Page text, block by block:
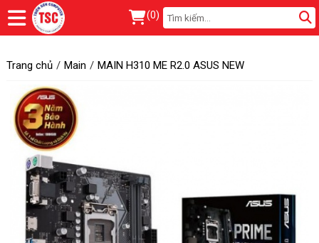
(0)
Trang chủ Main MAIN H310 ME R2.0 ASUS NEW